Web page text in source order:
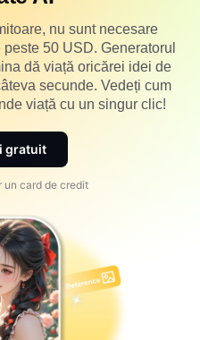
nu sunt necesare
50 USD. Generatorul
dă viață oricărei idei de
secunde. Vedeți cum
viață cu un singur clic!
gratuit
un card de credit